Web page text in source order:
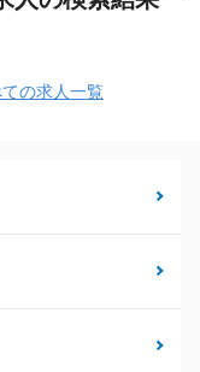
の求人一覧